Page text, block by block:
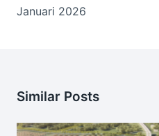
Januari 2026
Similar Posts